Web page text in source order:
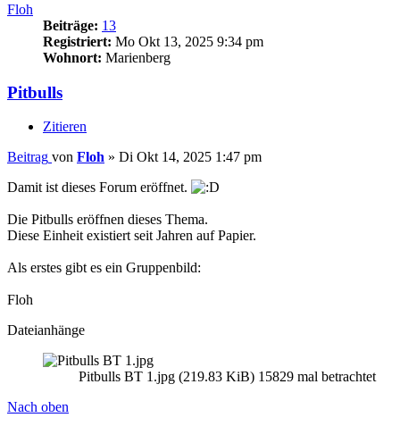
Floh
Beiträge: 13
Registriert: Mo Okt 13, 2025 9:34 pm
Wohnort: Marienberg
Pitbulls
Zitieren
Beitrag von Floh » Di Okt 14, 2025 1:47 pm
Damit ist dieses Forum eröffnet.
Die Pitbulls eröffnen dieses Thema.
Diese Einheit existiert seit Jahren auf Papier.
Als erstes gibt es ein Gruppenbild:
Floh
Dateianhänge
Pitbulls BT 1.jpg (219.83 KiB) 15829 mal betrachtet
Nach oben